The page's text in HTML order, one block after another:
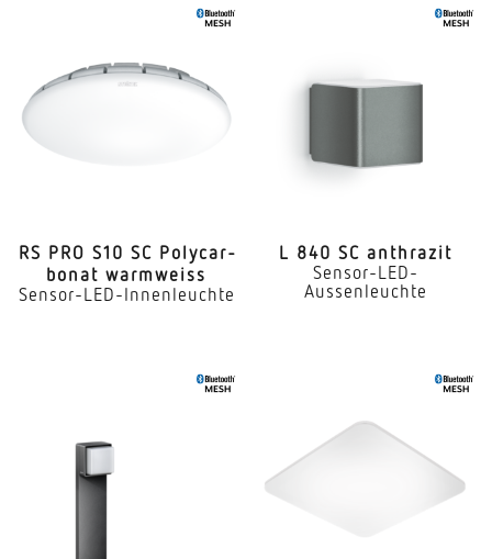
RS PRO S10 SC Poly­car­
bonat warmweiss
Sensor-LED-Innenleuchte
L 840 SC anthrazit
Sensor-LED-
Aussenleuchte